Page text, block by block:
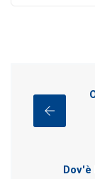
Dov'è